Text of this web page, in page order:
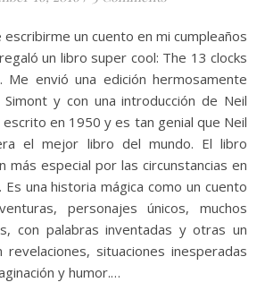
un libro super cool: The 13 clocks
Me envió una edición hermosamente
y con una introducción de Neil
escrito en 1950 y es tan genial que Neil
el mejor libro del mundo. El libro
más especial por las circunstancias en
una historia mágica como un cuento
personajes únicos, muchos
con palabras inventadas y otras un
revelaciones, situaciones inesperadas
y humor.…